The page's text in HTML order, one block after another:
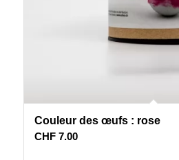
Couleur des œufs : rose
CHF7.00